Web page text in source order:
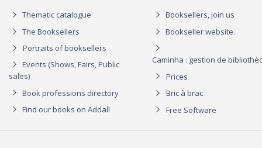
Thematic catalogue
The Booksellers
Portraits of booksellers
Events (Shows, Fairs, Public
sales)
Book professions directory
Find our books on Addall
Booksellers, join us
Bookseller website
Caminha : gestion de
Prices
Bric à brac
Free Software